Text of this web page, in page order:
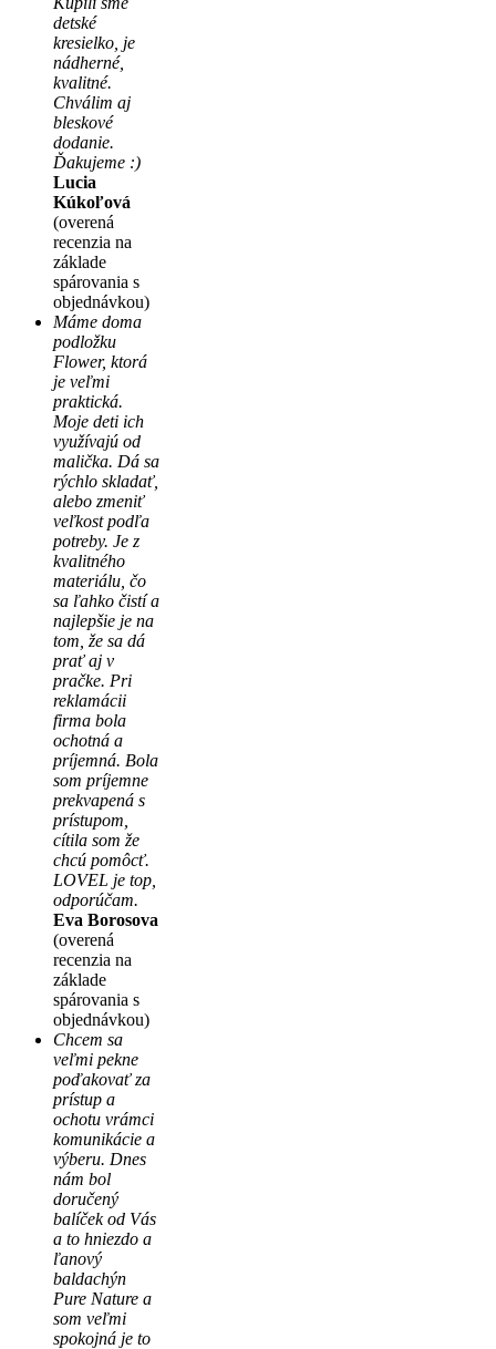
detské
kresielko, je
nádherné,
kvalitné.
Chválim aj
bleskové
dodanie.
Ďakujeme :)
Lucia
Kúkoľová
(overená
recenzia na
základe
spárovania s
objednávkou)
Máme doma
podložku
Flower, ktorá
je veľmi
praktická.
Moje deti ich
využívajú od
malička. Dá sa
rýchlo skladať,
alebo zmeniť
veľkost podľa
potreby. Je z
kvalitného
materiálu, čo
sa ľahko čistí a
najlepšie je na
tom, že sa dá
prať aj v
pračke. Pri
reklamácii
firma bola
ochotná a
príjemná. Bola
som príjemne
prekvapená s
prístupom,
cítila som že
chcú pomôcť.
LOVEL je top,
odporúčam.
Eva Borosova
(overená
recenzia na
základe
spárovania s
objednávkou)
Chcem sa
veľmi pekne
poďakovať za
prístup a
ochotu vrámci
komunikácie a
výberu. Dnes
nám bol
doručený
balíček od Vás
a to hniezdo a
ľanový
baldachýn
Pure Nature a
som veľmi
spokojná je to